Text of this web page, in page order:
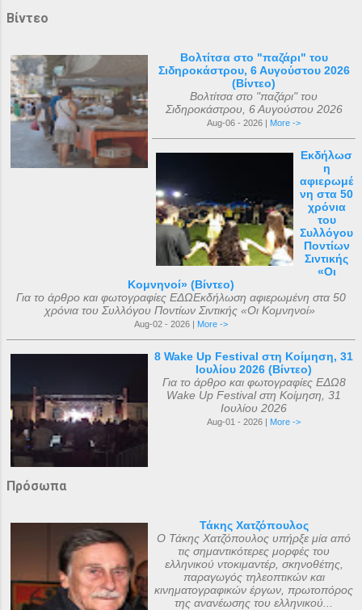
Βίντεο
Βολτίτσα στο "παζάρι" του
Σιδηροκάστρου, 6 Αυγούστου 2026
(Βίντεο)
Βολτίτσα στο "παζάρι" του
Σιδηροκάστρου, 6 Αυγούστου 2026
Aug-06 - 2026 | More ->
Εκδήλωσ
η
αφιερωμέ
νη στα 50
χρόνια
του
Συλλόγου
Ποντίων
Σιντικής
«Οι
Κομνηνοί» (Βίντεο)
Για το άρθρο και φωτογραφίες ΕΔΩΕκδήλωση αφιερωμένη στα 50
χρόνια του Συλλόγου Ποντίων Σιντικής «Οι Κομνηνοί»
Aug-02 - 2026 | More ->
8 Wake Up Festival στη Κοίμηση, 31
Ιουλίου 2026 (Βίντεο)
Για το άρθρο και φωτογραφίες ΕΔΩ8
Wake Up Festival στη Κοίμηση, 31
Ιουλίου 2026
Aug-01 - 2026 | More ->
Πρόσωπα
Τάκης Χατζόπουλος
Ο Τάκης Χατζόπουλος υπήρξε μία από
τις σημαντικότερες μορφές του
ελληνικού ντοκιμαντέρ, σκηνοθέτης,
παραγωγός τηλεοπτικών και
κινηματογραφικών έργων, πρωτοπόρος
της ανανέωσης του ελληνικού...